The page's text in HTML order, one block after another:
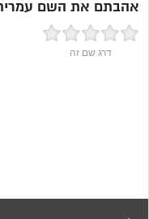
אהבתם את השם
דרג שם זה